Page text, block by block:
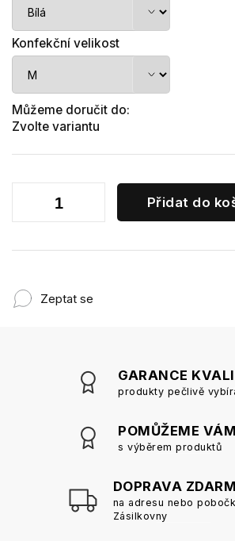
Konfekční velikost
Můžeme doručit do:
Zvolte variantu
Přidat do
Zeptat se
GARANCE
produkty pečlivě
POMŮŽEME VÁM
s výběrem produktů
DOPRAVA
na adresu nebo
Zásilkovny